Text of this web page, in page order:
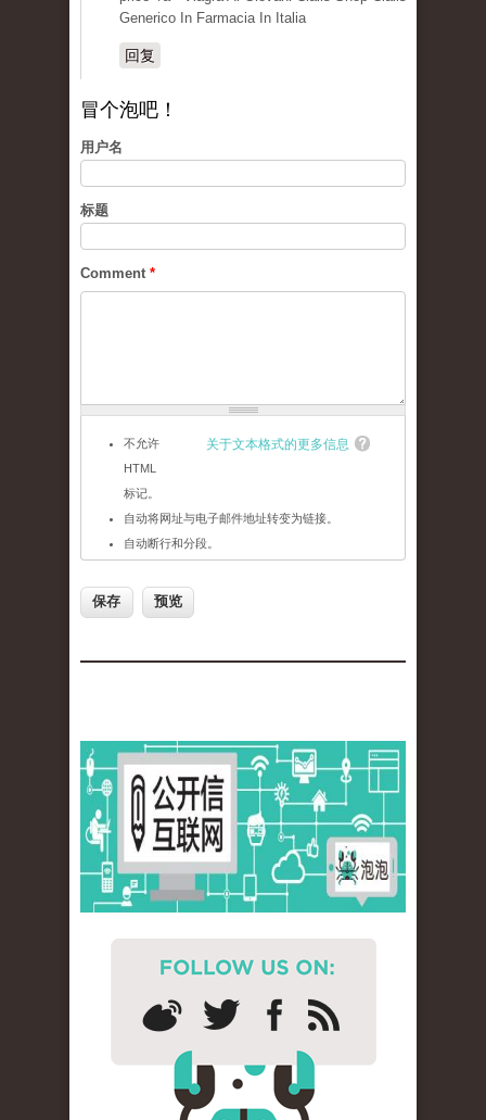
Generico In Farmacia In Italia
回复
冒个泡吧！
用户名
标题
Comment *
关于文本格式的更多信息
不允许
HTML
标记。
自动将网址与电子邮件地址转变为链接。
自动断行和分段。